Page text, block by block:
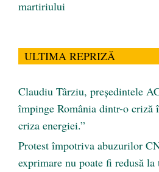
martiriului
ULTIMA REPRIZĂ
Claudiu Târziu, președintele
împinge România dintr-o criză
criza energiei.”
Protest împotriva abuzurilor
exprimare nu poate fi redusă la